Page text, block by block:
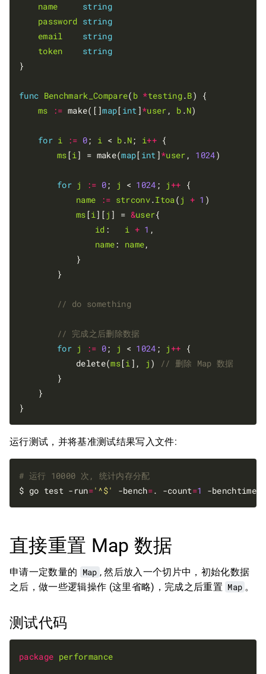
name
string
password string
email
string
token
string
}
func Benchmark_Compare( b *testing.B) {
ms
:= make([]map[ int]*user , b .N)
for i := 0; i < b .N; i++ {
ms [i] = make(map[ int]*user , 1024)
for j := 0; j < 1024 ; j++ {
name
:= strconv.Itoa( j + 1 )
ms [i][ j ] = &user{
id : i + 1 ,
name: name,
for j := 0; j < 1024 ; j++ {
			delete(
ms[i], j )
运行测试，并将基准测试结果写入文件:
# 运行 10000 次, 统计内存分配
$ go test -run='^$' -bench=. -count=1 -benchtime=
直接重置 Map 数据
申请一定数量的 Map , 然后放入一个切片中，初始化数据
之后，做一些逻辑操作 (这里省略)，完成之后重置 Map 。
测试代码
package performance